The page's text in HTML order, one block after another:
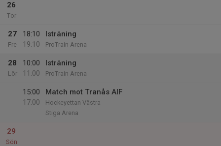
26
Tor
27
Fre
18:10
19:10
Isträning
ProTrain Arena
28
Lör
10:00
11:00
Isträning
ProTrain Arena
15:00
17:00
Match mot Tranås AIF
Hockeyettan Västra
Stiga Arena
29
Sön